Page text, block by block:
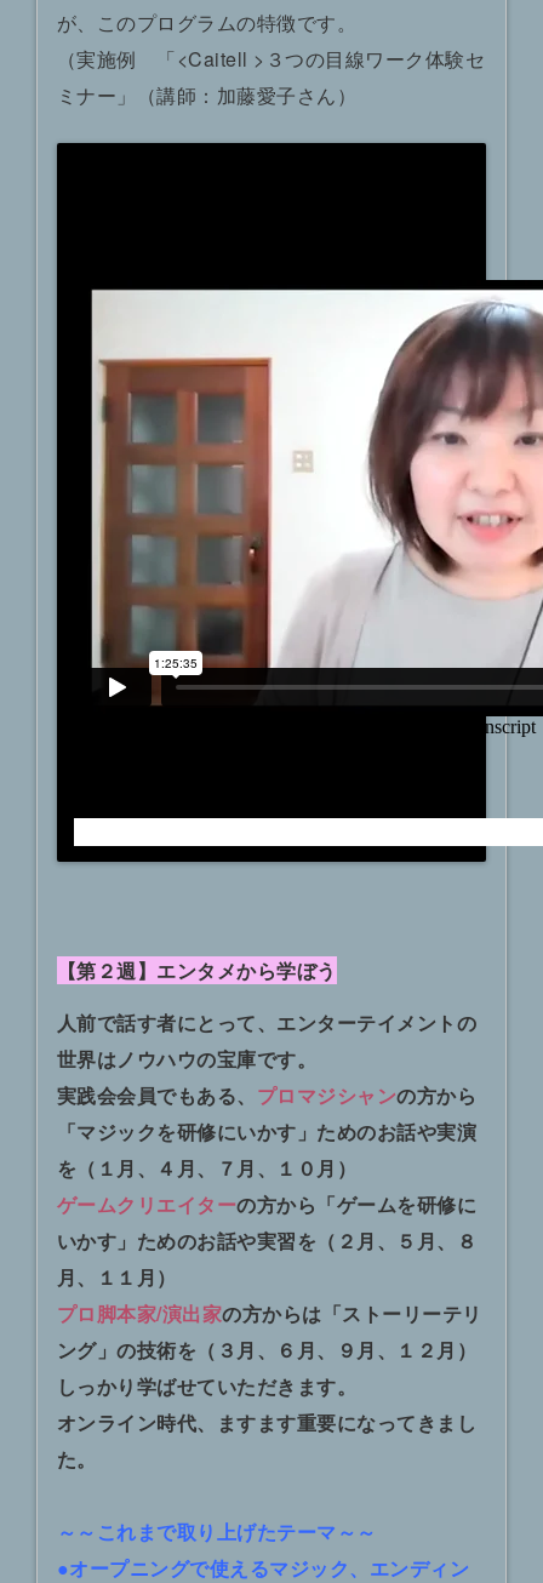
が、このプログラムの特徴です。
（実施例 「<Caitell >３つの目線ワーク体験セ
ミナー」（講師：加藤愛子さん）
【第２週】エンタメから学ぼう
人前で話す者にとって、エンターテイメントの
世界はノウハウの宝庫です。
実践会会員でもある、 プロマジシャンの方から
「マジックを研修にいかす」ためのお話や実演
を（１月、４月、７月、１０月）
ゲームクリエイターの方から「ゲームを研修に
いかす」ためのお話や実習を（２月、５月、８
月、１１月）
プロ脚本家/演出家の方からは「ストーリーテリ
ング」の技術を（３月、６月、９月、１２月）
しっかり学ばせていただきます。
オンライン時代、ますます重要になってきまし
た。
～～これまで取り上げたテーマ～～
●オープニングで使えるマジック、エンディン